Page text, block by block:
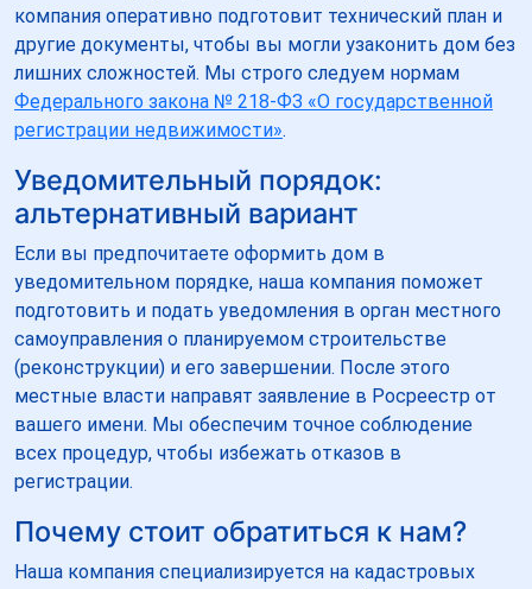
компания оперативно подготовит технический план и
другие документы, чтобы вы могли узаконить дом без
лишних сложностей. Мы строго следуем нормам
Федерального закона № 218-ФЗ «О государственной
регистрации недвижимости».
Уведомительный порядок:
альтернативный вариант
Если вы предпочитаете оформить дом в
уведомительном порядке, наша компания поможет
подготовить и подать уведомления в орган местного
самоуправления о планируемом строительстве
(реконструкции) и его завершении. После этого
местные власти направят заявление в Росреестр от
вашего имени. Мы обеспечим точное соблюдение
всех процедур, чтобы избежать отказов в
регистрации.
Почему стоит обратиться к нам?
Наша компания специализируется на кадастровых